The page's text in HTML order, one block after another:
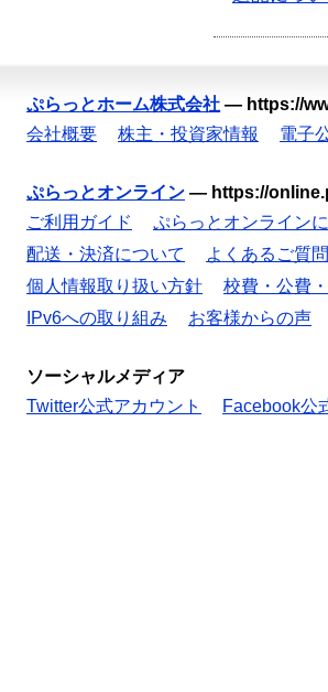
ぷらっとホーム株式会社 — https://
会社概要
株主・投資家情報 電子
ぷらっとオンライン — https://
ご利用ガイド
ぷらっとオンライン
配送・決済について
よくあるご質問
個人情報取り扱い方針
校費・公費
IPv6への取り組み
お客様からの声
ソーシャルメディア
Twitter公式アカウント
Facebook公